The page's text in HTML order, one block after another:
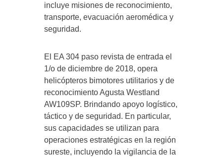
incluye misiones de reconocimiento,
transporte, evacuación aeromédica y
seguridad.
El EA 304 paso revista de entrada el
1/o de diciembre de 2018, opera
helicópteros bimotores utilitarios y de
reconocimiento Agusta Westland
AW109SP. Brindando apoyo logístico,
táctico y de seguridad. En particular,
sus capacidades se utilizan para
operaciones estratégicas en la región
sureste, incluyendo la vigilancia de la